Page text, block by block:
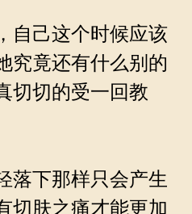
自己这个时候应该
究竟还有什么别的
切切的受一回教
落下那样只会产生
切肤之痛才能更加